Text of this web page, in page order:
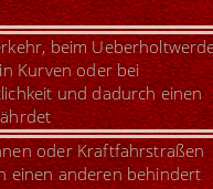
beim
Kurven oder bei
und dadurch einen
oder Kraftfahrstraßen
einen anderen behindert